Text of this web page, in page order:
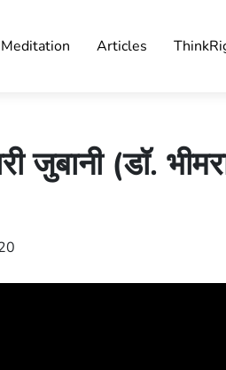
Meditation Articles
जुबानी (डॉ.